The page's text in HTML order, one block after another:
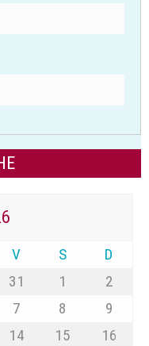
V S
D
31 1
2
7 8
9
14 15
16